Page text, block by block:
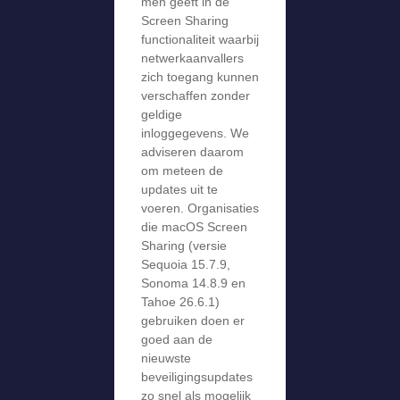
Screen Sharing
functionaliteit waarbij
netwerkaanvallers
zich toegang kunnen
verschaffen zonder
geldige
inloggegevens. We
adviseren daarom
om meteen de
updates uit te
voeren. Organisaties
die macOS Screen
Sharing (versie
Sequoia 15.7.9,
Sonoma 14.8.9 en
Tahoe 26.6.1)
gebruiken doen er
goed aan de
nieuwste
beveiligingsupdates
zo snel als mogelijk